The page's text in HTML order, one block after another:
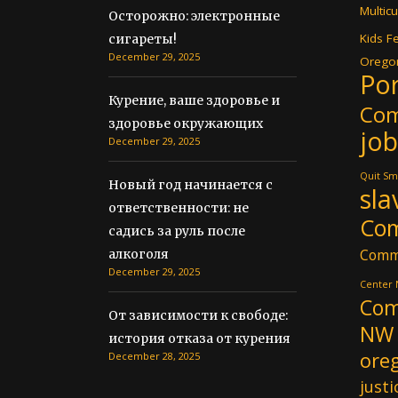
Осторожно: электронные
сигареты!
December 29, 2025
Курение, ваше здоровье и
здоровье окружающих
December 29, 2025
Новый год начинается с
ответственности: не
садись за руль после
алкоголя
December 29, 2025
От зависимости к свободе:
история отказа от курения
December 28, 2025
Kids
Quit
Center
NW